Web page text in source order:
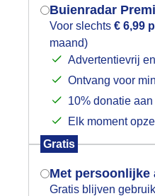
Buienradar
Voor slechts € 6,99
maand)
Advertentievrij
Ontvang voor
10% donatie
Elk moment
Gratis
Met persoonlijke
Gratis blijven
Foto en video
slideshow
Mogen we je
het
Indien je hier nog
gegeven,
je browser